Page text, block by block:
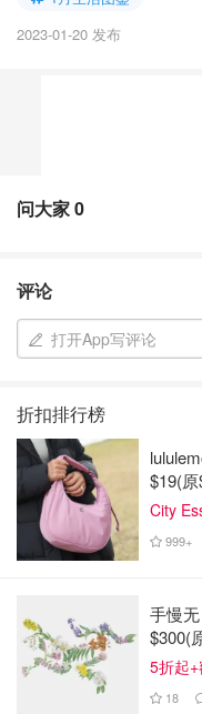
2023-01-20 发布
问大家0
评论
打开App写评论
折扣排行榜
$19(
City
999+
手慢
$300(
5折起
18